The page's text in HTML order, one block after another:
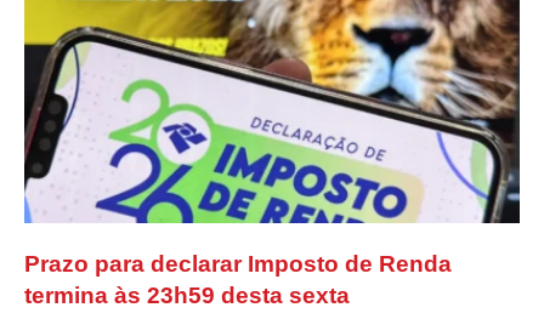
Prazo para declarar Imposto de Renda
termina às 23h59 desta sexta